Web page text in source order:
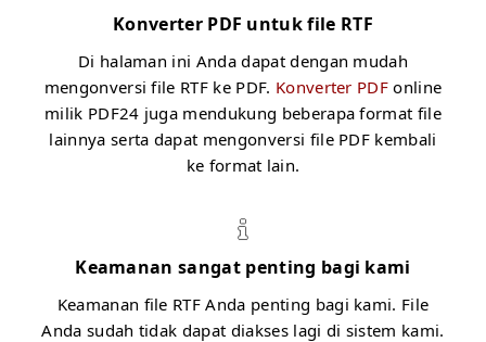
Konverter PDF untuk file RTF
Di halaman ini Anda dapat dengan mudah
mengonversi file RTF ke PDF. Konverter PDF online
milik PDF24 juga mendukung beberapa format file
lainnya serta dapat mengonversi file PDF kembali
ke format lain.
Keamanan sangat penting bagi kami
Keamanan file RTF Anda penting bagi kami. File
Anda sudah tidak dapat diakses lagi di sistem kami.